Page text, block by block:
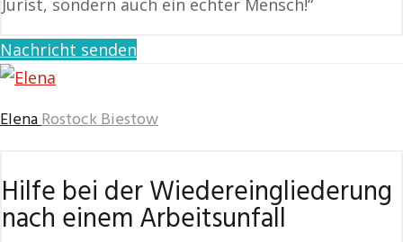
Jurist, sondern auch ein echter Mensch!“
Nachricht senden
ElenaRostock Biestow
Hilfe bei der Wiedereingliederung
nach einem Arbeitsunfall